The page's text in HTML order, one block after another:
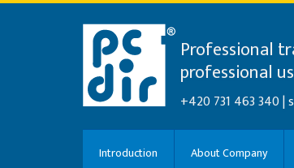
Professional
professional
+420 731 463 340 |
Introduction About Company